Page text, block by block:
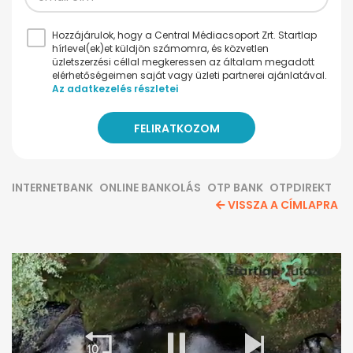
Hozzájárulok, hogy a Central Médiacsoport Zrt. Startlap
hírlevel(ek)et küldjön számomra, és közvetlen
üzletszerzési céllal megkeressen az általam megadott
elérhetőségeimen saját vagy üzleti partnerei ajánlatával.
Az adatkezelés részletei
INTERNETBANK ONLINE BANKOLÁS OTP BANK OTPDIREKT
VISSZA A CÍMLAPRA